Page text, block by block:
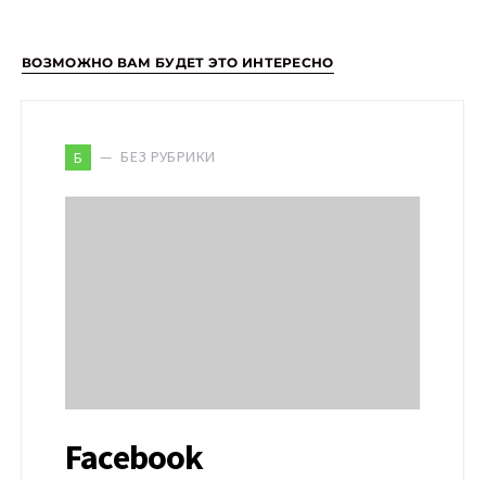
ВОЗМОЖНО ВАМ БУДЕТ ЭТО ИНТЕРЕСНО
Б БЕЗ РУБРИКИ
Facebook